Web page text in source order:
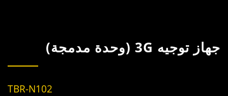
جهاز توجيه 3G (وحدة مدمجة)
TBR-N102